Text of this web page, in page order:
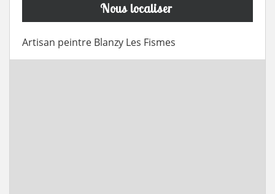
Nous localiser
Artisan peintre Blanzy Les Fismes